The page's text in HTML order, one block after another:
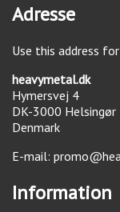
Adresse
Use this address
heavymetal.dk
Hymersvej 4
DK-3000 Helsingør
Denmark
E-mail:
Information